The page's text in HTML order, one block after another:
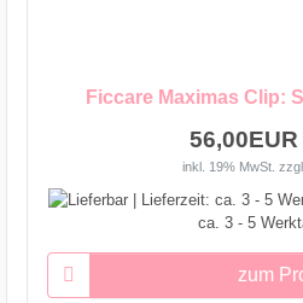
Ficcare Maximas Clip:
56,00EUR
inkl. 19% MwSt. zzgl.
ca. 3 - 5
zum